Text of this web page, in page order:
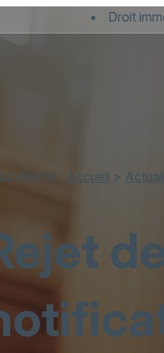
Droit
êtes ici : Accueil >
cookies